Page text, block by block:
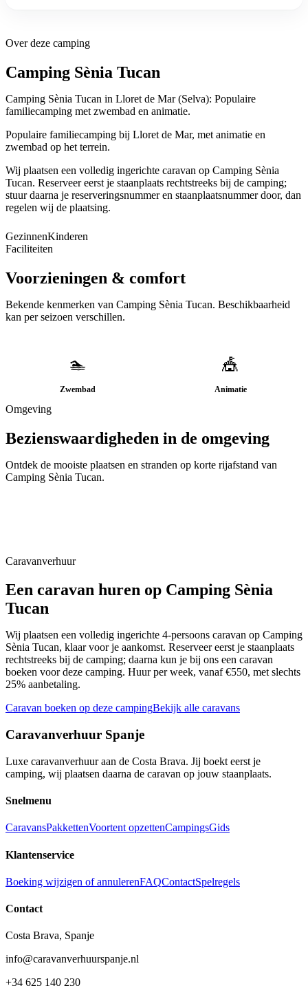
Over deze camping
Camping Sènia Tucan
Camping Sènia Tucan in Lloret de Mar (Selva): Populaire
familiecamping met zwembad en animatie.
Populaire familiecamping bij Lloret de Mar, met animatie en
zwembad op het terrein.
Wij plaatsen een volledig ingerichte caravan op Camping Sènia
Tucan. Reserveer eerst je staanplaats rechtstreeks bij de camping;
stuur daarna je reserveringsnummer en staanplaatsnummer door, dan
regelen wij de plaatsing.
GezinnenKinderen
Faciliteiten
Voorzieningen & comfort
Bekende kenmerken van Camping Sènia Tucan. Beschikbaarheid
kan per seizoen verschillen.
🏊
Zwembad
🎪
Animatie
Omgeving
Bezienswaardigheden in de omgeving
Ontdek de mooiste plaatsen en stranden op korte rijafstand van
Camping Sènia Tucan.
Lloret de Mar
📍Selva
Tossa de Mar
Blanes
Caravanverhuur
Een caravan huren op Camping Sènia
Tucan
Wij plaatsen een volledig ingerichte 4-persoons caravan op Camping
Sènia Tucan, klaar voor je aankomst. Reserveer eerst je staanplaats
rechtstreeks bij de camping; daarna kun je bij ons een caravan
boeken voor deze camping. Huur per week, vanaf €550, met slechts
25% aanbetaling.
Caravan boeken op deze campingBekijk alle caravans
Caravanverhuur Spanje
Luxe caravanverhuur aan de Costa Brava. Jij boekt eerst je
camping, wij plaatsen daarna de caravan op jouw staanplaats.
Snelmenu
CaravansPakkettenVoortent opzettenCampingsGids
Klantenservice
Boeking wijzigen of annulerenFAQContactSpelregels
Contact
Costa Brava, Spanje
info@caravanverhuurspanje.nl
+34 625 140 230